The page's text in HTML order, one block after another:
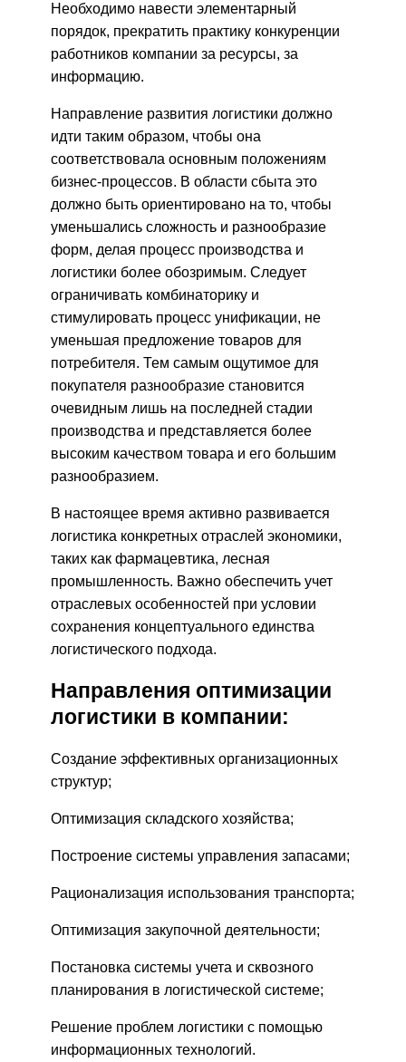
Необходимо навести элементарный
порядок, прекратить практику конкуренции
работников компании за ресурсы, за
информацию.
Направление развития логистики должно
идти таким образом, чтобы она
соответствовала основным положениям
бизнес-процессов. В области сбыта это
должно быть ориентировано на то, чтобы
уменьшались сложность и разнообразие
форм, делая процесс производства и
логистики более обозримым. Следует
ограничивать комбинаторику и
стимулировать процесс унификации, не
уменьшая предложение товаров для
потребителя. Тем самым ощутимое для
покупателя разнообразие становится
очевидным лишь на последней стадии
производства и представляется более
высоким качеством товара и его большим
разнообразием.
В настоящее время активно развивается
логистика конкретных отраслей экономики,
таких как фармацевтика, лесная
промышленность. Важно обеспечить учет
отраслевых особенностей при условии
сохранения концептуального единства
логистического подхода.
Направления оптимизации
логистики в компании:
Создание эффективных организационных
структур;
Оптимизация складского хозяйства;
Построение системы управления запасами;
Рационализация использования транспорта;
Оптимизация закупочной деятельности;
Постановка системы учета и сквозного
планирования в логистической системе;
Решение проблем логистики с помощью
информационных технологий.